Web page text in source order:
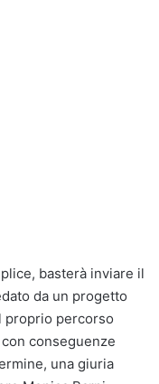
basterà inviare il
da un progetto
proprio percorso
conseguenze
una giuria